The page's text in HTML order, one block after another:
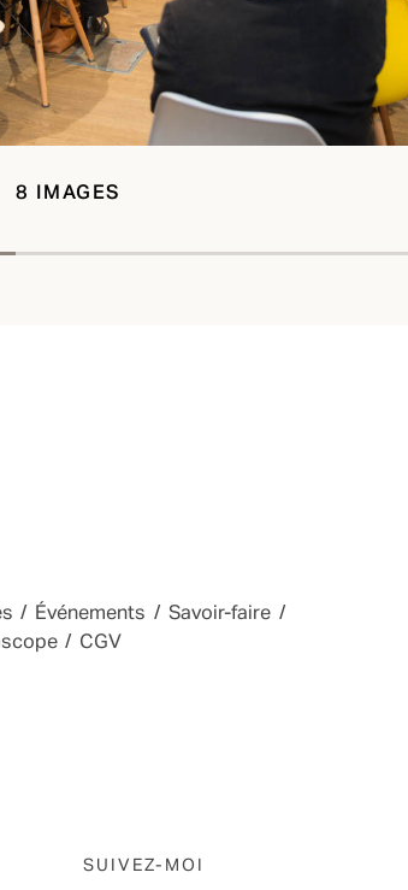
8 IMAGES
/ Événements / Savoir-faire /
/ CGV
SUIVEZ-MOI